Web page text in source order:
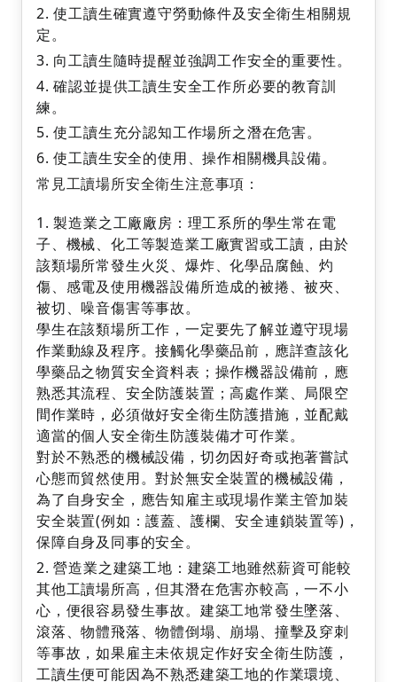
使工讀生確實遵守勞動條件及安全衛生相關規
定。
向工讀生隨時提醒並強調工作安全的重要性。
確認並提供工讀生安全工作所必要的教育訓
練。
使工讀生充分認知工作場所之潛在危害。
使工讀生安全的使用、操作相關機具設備。
常見工讀場所安全衛生注意事項：
製造業之工廠廠房：理工系所的學生常在電
子、機械、化工等製造業工廠實習或工讀，由於
該類場所常發生火災、爆炸、化學品腐蝕、灼
傷、感電及使用機器設備所造成的被捲、被夾、
被切、噪音傷害等事故。
學生在該類場所工作，一定要先了解並遵守現場
作業動線及程序。接觸化學藥品前，應詳查該化
學藥品之物質安全資料表；操作機器設備前，應
熟悉其流程、安全防護裝置；高處作業、局限空
間作業時，必須做好安全衛生防護措施，並配戴
適當的個人安全衛生防護裝備才可作業。
對於不熟悉的機械設備，切勿因好奇或抱著嘗試
心態而貿然使用。對於無安全裝置的機械設備，
為了自身安全，應告知雇主或現場作業主管加裝
安全裝置(例如：護蓋、護欄、安全連鎖裝置等)，
保障自身及同事的安全。
營造業之建築工地：建築工地雖然薪資可能較
其他工讀場所高，但其潛在危害亦較高，一不小
心，便很容易發生事故。建築工地常發生墜落、
滾落、物體飛落、物體倒塌、崩塌、撞擊及穿刺
等事故，如果雇主未依規定作好安全衛生防護，
工讀生便可能因為不熟悉建築工地的作業環境、